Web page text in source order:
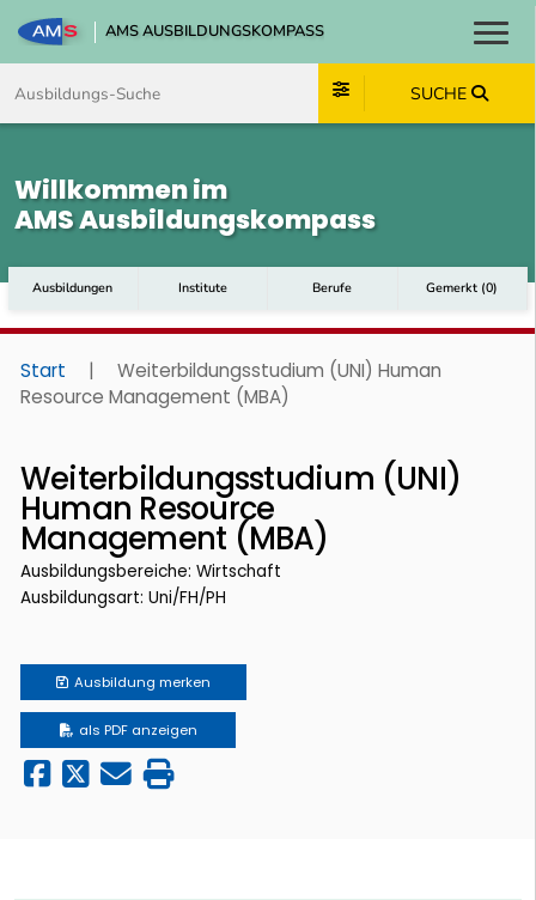
AMS AUSBILDUNGSKOMPASS
SUCHE
Willkommen im
AMS Ausbildungskompass
Ausbildungen Institute Berufe Gemerkt (0)
Start |
Weiterbildungsstudium (UNI) Human
Resource Management (MBA)
Weiterbildungsstudium (UNI)
Human Resource
Management (MBA)
Ausbildungsbereiche: Wirtschaft
Ausbildungsart: Uni/FH/PH
Ausbildung merken
als PDF anzeigen